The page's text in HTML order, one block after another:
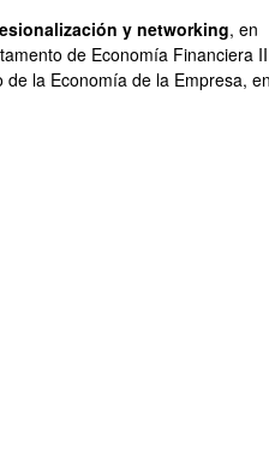
y networking, en
de Economía Financiera
de la Economía de la Empresa,